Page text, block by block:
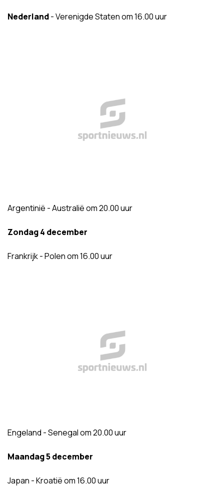
Nederland- Verenigde Staten om 16.00 uur
Argentinië - Australië om 20.00 uur
Zondag 4 december
Frankrijk - Polen om 16.00 uur
Engeland - Senegal om 20.00 uur
Maandag 5 december
Japan - Kroatië om 16.00 uur